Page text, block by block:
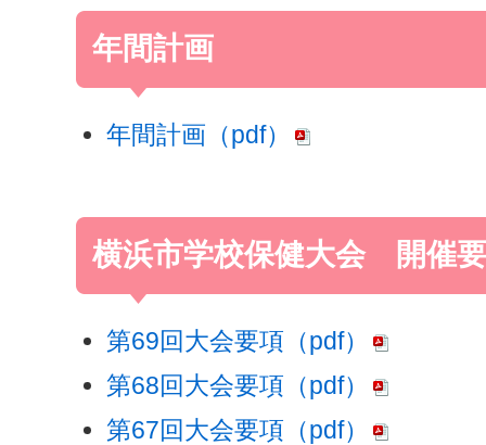
年間計画
年間計画（pdf）
横浜市学校保健大会 開催
第69回大会要項（pdf）
第68回大会要項（pdf）
第67回大会要項（pdf）